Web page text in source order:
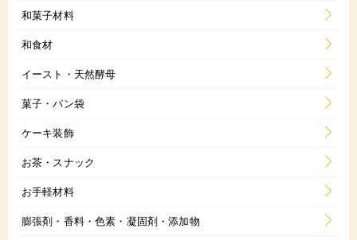
和菓子材料
和食材
イースト・天然酵母
菓子・パン袋
ケーキ装飾
お茶・スナック
お手軽材料
膨張剤・香料・色素・凝固剤・添加物